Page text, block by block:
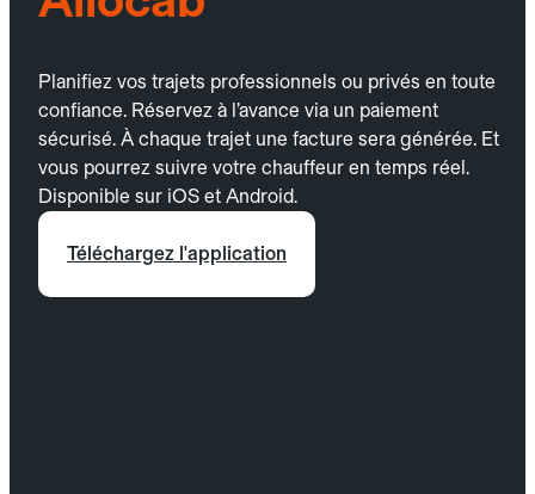
Planifiez vos trajets professionnels ou privés en toute
confiance. Réservez à l’avance via un paiement
sécurisé. À chaque trajet une facture sera générée. Et
vous pourrez suivre votre chauffeur en temps réel.
Disponible sur iOS et Android.
Téléchargez l'application